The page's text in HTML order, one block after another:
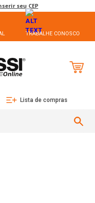
seu CEP
TRABALHE CONOSCO
Lista de compras